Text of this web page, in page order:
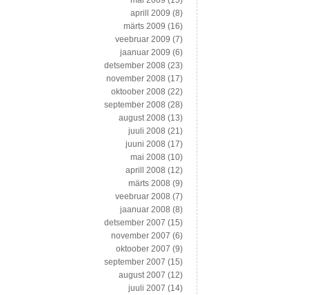
aprill 2009 (8)
märts 2009 (16)
veebruar 2009 (7)
jaanuar 2009 (6)
detsember 2008 (23)
november 2008 (17)
oktoober 2008 (22)
september 2008 (28)
august 2008 (13)
juuli 2008 (21)
juuni 2008 (17)
mai 2008 (10)
aprill 2008 (12)
märts 2008 (9)
veebruar 2008 (7)
jaanuar 2008 (8)
detsember 2007 (15)
november 2007 (6)
oktoober 2007 (9)
september 2007 (15)
august 2007 (12)
juuli 2007 (14)